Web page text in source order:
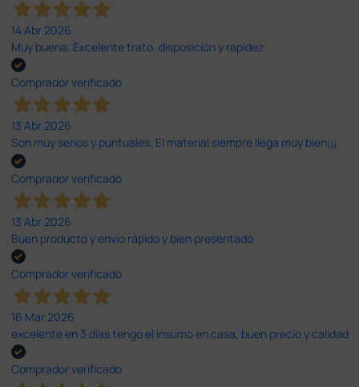
14 Abr 2026
Muy buena. Excelente trato, disposición y rapidez
Comprador verificado
13 Abr 2026
Son muy serios y puntuales. El material siempre llega muy bien¡¡¡
Comprador verificado
13 Abr 2026
Buen producto y envío rápido y bien presentado
Comprador verificado
16 Mar 2026
excelente en 3 días tengo el insumo en casa, buen precio y calidad
Comprador verificado